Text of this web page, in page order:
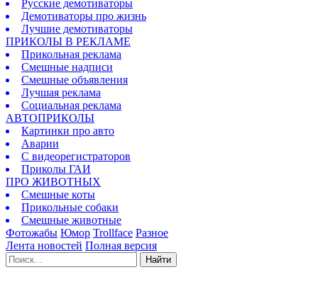
Русские демотиваторы
Демотиваторы про жизнь
Лучшие демотиваторы
ПРИКОЛЫ В РЕКЛАМЕ
Прикольная реклама
Смешные надписи
Смешные объявления
Лучшая реклама
Социальная реклама
АВТОПРИКОЛЫ
Картинки про авто
Аварии
С видеорегистраторов
Приколы ГАИ
ПРО ЖИВОТНЫХ
Смешные коты
Прикольные собаки
Смешные животные
Фотожабы Юмор Trollface Разное
Лента новостей Полная версия
Найти